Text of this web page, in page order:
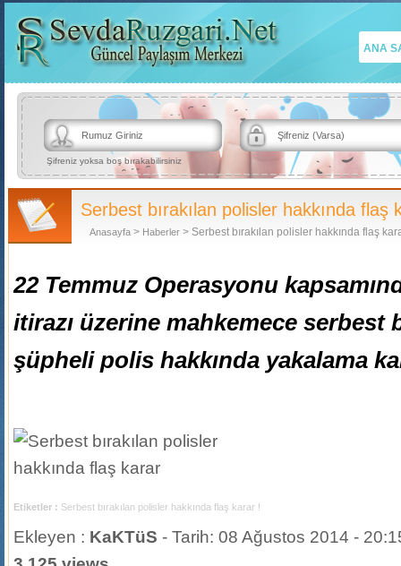
ANA
Şifreniz yoksa boş bırakabilirsiniz
Serbest bırakılan polisler hakkında flaş
Anasayfa > Haberler > Serbest bırakılan polisler hakkında flaş
22 Temmuz Operasyonu
itirazı üzerine mahkemece serbest
şüpheli polis hakkında yakalama
Etiketler : Serbest bırakılan polisler hakkında flaş karar !
Ekleyen : KaKTüS - Tarih: 08 Ağustos 2014 -